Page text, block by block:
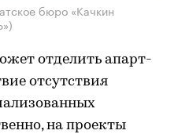
бюро «Качкин
отделить апарт-
отсутствия
на проекты